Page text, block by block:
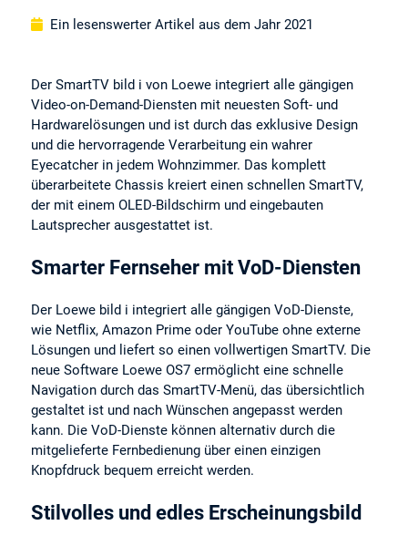
Ein lesenswerter Artikel aus dem Jahr 2021
Der SmartTV bild i von Loewe integriert alle gängigen
Video-on-Demand-Diensten mit neuesten Soft- und
Hardwarelösungen und ist durch das exklusive Design
und die hervorragende Verarbeitung ein wahrer
Eyecatcher in jedem Wohnzimmer. Das komplett
überarbeitete Chassis kreiert einen schnellen SmartTV,
der mit einem OLED-Bildschirm und eingebauten
Lautsprecher ausgestattet ist.
Smarter Fernseher mit VoD-Diensten
Der Loewe bild i integriert alle gängigen VoD-Dienste,
wie Netflix, Amazon Prime oder YouTube ohne externe
Lösungen und liefert so einen vollwertigen SmartTV. Die
neue Software Loewe OS7 ermöglicht eine schnelle
Navigation durch das SmartTV-Menü, das übersichtlich
gestaltet ist und nach Wünschen angepasst werden
kann. Die VoD-Dienste können alternativ durch die
mitgelieferte Fernbedienung über einen einzigen
Knopfdruck bequem erreicht werden.
Stilvolles und edles Erscheinungsbild